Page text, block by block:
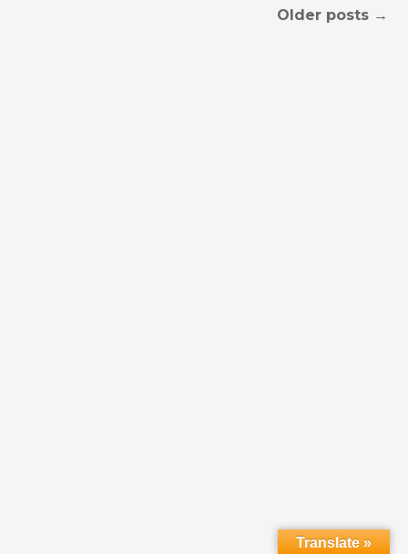
Older posts →
Translate »